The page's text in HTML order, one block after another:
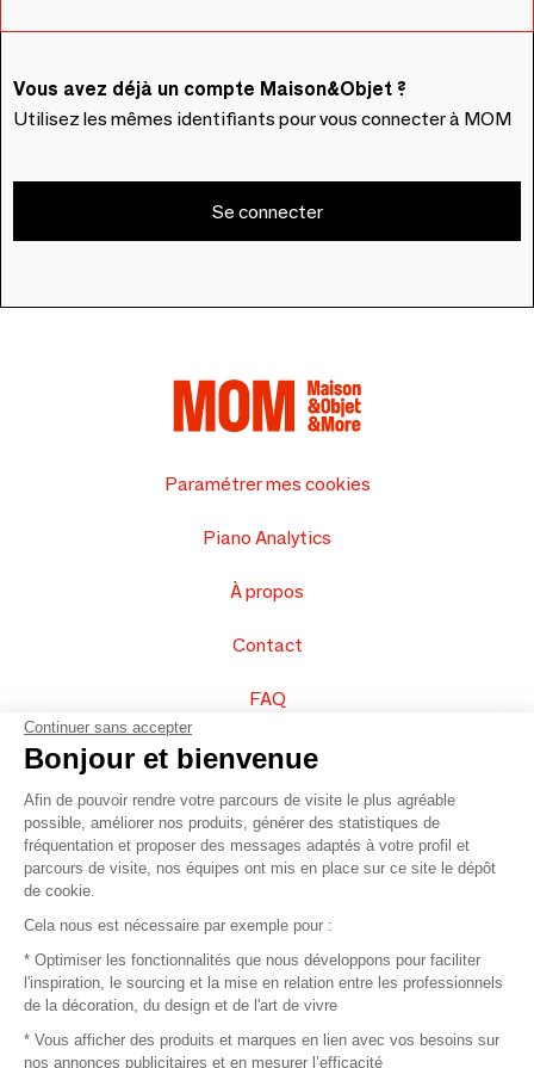
Vous avez déjà un compte Maison&Objet ?
Utilisez les mêmes identifiants pour vous connecter à MOM
Se connecter
Paramétrer mes cookies
Piano Analytics
À propos
Contact
FAQ
Vendez vos produits
Plan du site
© 2016 –Organisation SAFI
Recrutement
Continuer sans accepter
Bonjour et bienvenue
Afin de pouvoir rendre votre parcours de visite le plus agréable
possible, améliorer nos produits, générer des statistiques de
fréquentation et proposer des messages adaptés à votre profil et
parcours de visite, nos équipes ont mis en place sur ce site le dépôt
de cookie.
Cela nous est nécessaire par exemple pour :
* Optimiser les fonctionnalités que nous développons pour faciliter
l'inspiration, le sourcing et la mise en relation entre les professionnels
de la décoration, du design et de l'art de vivre
* Vous afficher des produits et marques en lien avec vos besoins sur
nos annonces publicitaires et en mesurer l’efficacité